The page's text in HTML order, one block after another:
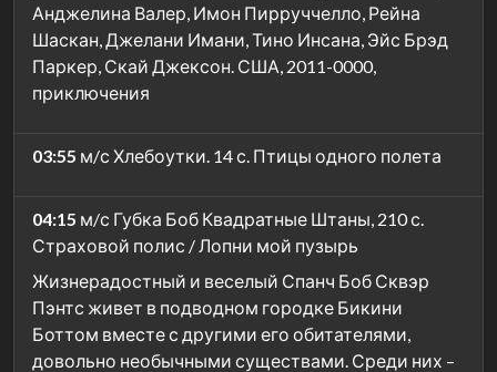
Анджелина Валер, Имон Пирруччелло, Рейна
Шаскан, Джелани Имани, Тино Инсана, Эйс Брэд
Паркер, Скай Джексон. США, 2011-0000,
приключения
03:55 м/с Хлебоутки. 14 с. Птицы одного полета
04:15 м/с Губка Боб Квадратные Штаны, 210 с.
Страховой полис / Лопни мой пузырь
Жизнерадостный и веселый Спанч Боб Сквэр
Пэнтс живет в подводном городке Бикини
Боттом вместе с другими его обитателями,
довольно необычными существами. Среди них –